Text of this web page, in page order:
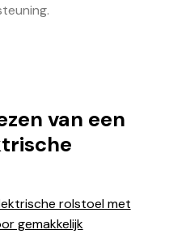
van een
rolstoel met
gemakkelijk